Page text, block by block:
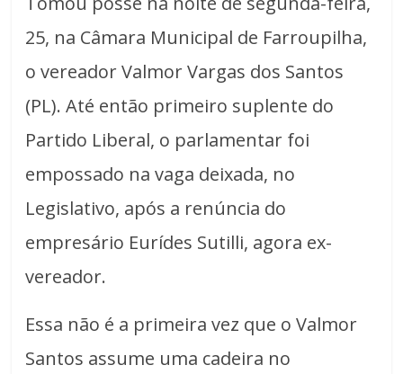
25, na Câmara Municipal de Farroupilha,
o vereador Valmor Vargas dos Santos
(PL). Até então primeiro suplente do
Partido Liberal, o parlamentar foi
empossado na vaga deixada, no
Legislativo, após a renúncia do
empresário Eurídes Sutilli, agora ex-
vereador.
Essa não é a primeira vez que o Valmor
Santos assume uma cadeira no